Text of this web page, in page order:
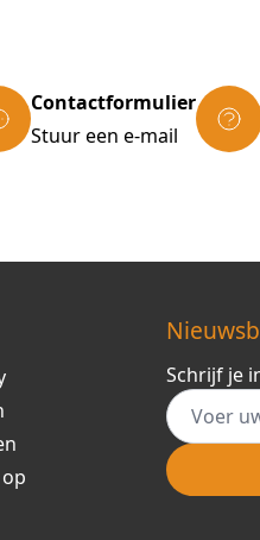
Contactformulier
Stuur een e-mail
Schrijf je
E-mail